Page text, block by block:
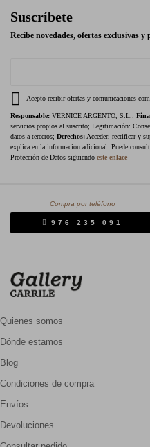
Suscríbete
Recibe novedades, ofertas exclusivas y
Acepto recibir ofertas y comunicaciones
Responsable: VERNICE ARGENTO, S.L.;
servicios propios al suscrito; Legitimación:
datos a terceros; Derechos: Acceder, rectificar y
explica en la información adicional. Puede
Protección de Datos siguiendo este enlace
Compra por teléfono
976 235 091
Quienes somos
Dónde estamos
Blog
Condiciones de compra
Envíos
Devoluciones